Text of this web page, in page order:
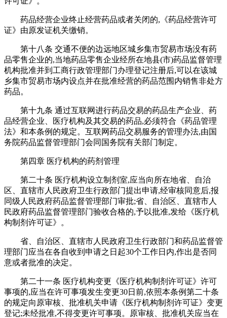
药品经营企业终止经营药品或者关闭的,《药品经营许可
证》由原发证机关缴销。
第十八条 交通不便的边远地区城乡集市贸易市场没有药
品零售企业的,当地药品零售企业经所在地县(市)药品监督管理
机构批准并到工商行政管理部门办理登记注册后,可以在该城
乡集市贸易市场内设点并在批准经营的药品范围内销售非处方
药品。
第十九条 通过互联网进行药品交易的药品生产企业、药
品经营企业、医疗机构及其交易的药品,必须符合《药品管理
法》和本条例的规定。互联网药品交易服务的管理办法,由国
务院药品监督管理部门会同国务院有关部门制定。
第四章 医疗机构的药剂管理
第二十条 医疗机构设立制剂室,应当向所在地省、自治
区、直辖市人民政府卫生行政部门提出申请,经审核同意后,报
同级人民政府药品监督管理部门审批;省、自治区、直辖市人
民政府药品监督管理部门验收合格的,予以批准,发给《医疗机
构制剂许可证》。
省、自治区、直辖市人民政府卫生行政部门和药品监督管
理部门应当在各自收到申请之日起30个工作日内,作出是否同
意或者批准的决定。
第二十一条 医疗机构变更《医疗机构制剂许可证》许可
事项的,应当在许可事项发生变更30日前,依照本条例第二十条
的规定向原审核、批准机关申请《医疗机构制剂许可证》变更
登记;未经批准,不得变更许可事项。原审核、批准机关应当在